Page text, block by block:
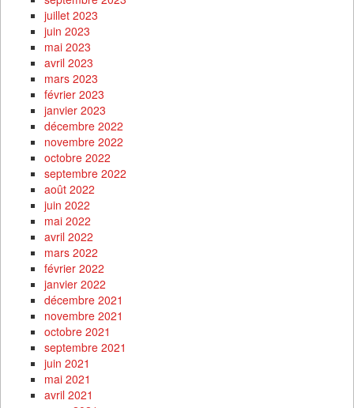
juillet 2023
juin 2023
mai 2023
avril 2023
mars 2023
février 2023
janvier 2023
décembre 2022
novembre 2022
octobre 2022
septembre 2022
août 2022
juin 2022
mai 2022
avril 2022
mars 2022
février 2022
janvier 2022
décembre 2021
novembre 2021
octobre 2021
septembre 2021
juin 2021
mai 2021
avril 2021